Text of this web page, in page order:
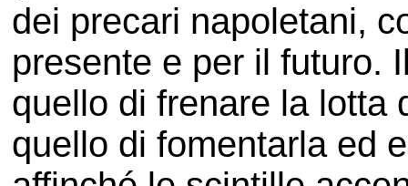
dei precari napoletani,
presente e per il futuro.
quello di frenare la lotta
quello di fomentarla ed